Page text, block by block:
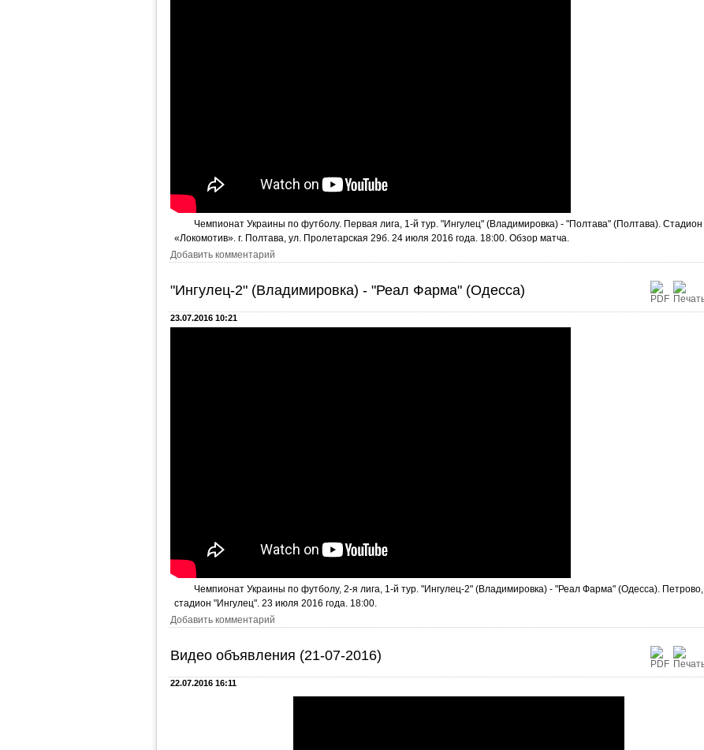
Чемпионат Украины по футболу. Первая лига, 1-й тур. "Ингулец" (Владимировка) - "Полтава" (Полтава). Стадион
«Локомотив». г. Полтава, ул. Пролетарская 29б. 24 июля 2016 года. 18:00. Обзор матча.
Добавить комментарий
"Ингулец-2" (Владимировка) - "Реал Фарма" (Одесса)
23.07.2016 10:21
Чемпионат Украины по футболу, 2-я лига, 1-й тур. "Ингулец-2" (Владимировка) - "Реал Фарма" (Одесса). Петрово,
стадион "Ингулец". 23 июля 2016 года. 18:00.
Добавить комментарий
Видео объявления (21-07-2016)
22.07.2016 16:11